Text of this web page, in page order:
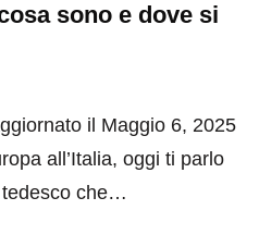
sono e dove si
il Maggio 6, 2025
all’Italia, oggi ti parlo
tedesco che…